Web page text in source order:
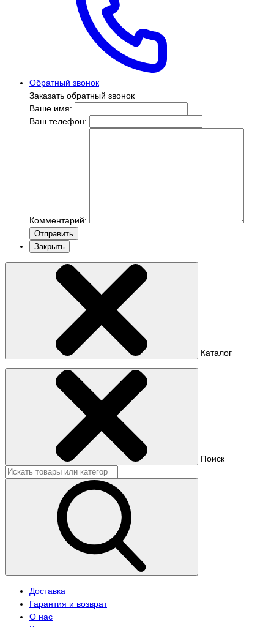
Обратный звонок
Заказать обратный звонок
Ваше имя:
Ваш телефон:
Комментарий:
Отправить
Закрыть
Каталог
Поиск
Доставка
Гарантия и возврат
О нас